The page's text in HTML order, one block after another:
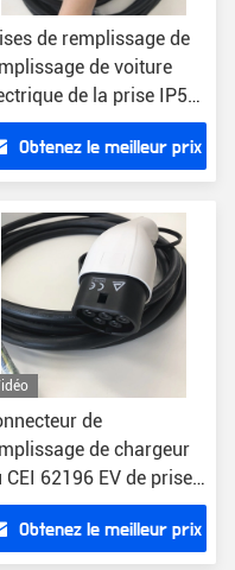
de remplissage de
de voiture
de la prise IP55
440V EV
Obtenez le meilleur prix
de
de chargeur
CEI 62196 EV de prise
la CE IP55 EV
Obtenez le meilleur prix